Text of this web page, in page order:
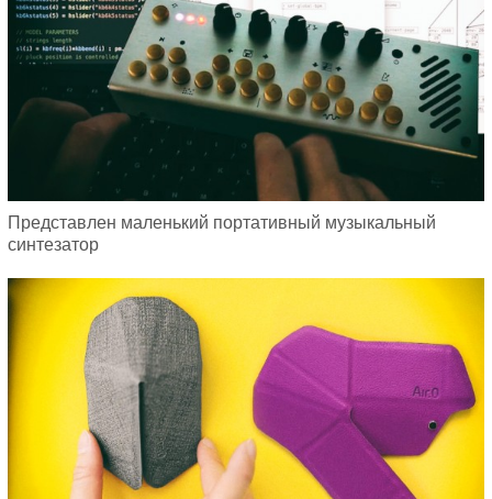
Представлен маленький портативный музыкальный
синтезатор